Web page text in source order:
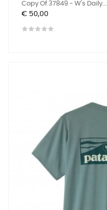
Copy Of 37849 - W's Daily...
Prijs
€ 50,00